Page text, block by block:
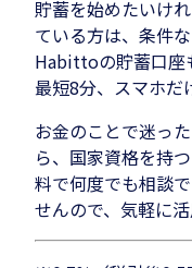
貯蓄を始めたいけ
ている方は、条件
Habittoの貯蓄口座
最短8分、スマホだ
お金のことで迷っ
ら、国家資格を持
料で何度でも相談
せんので、気軽に